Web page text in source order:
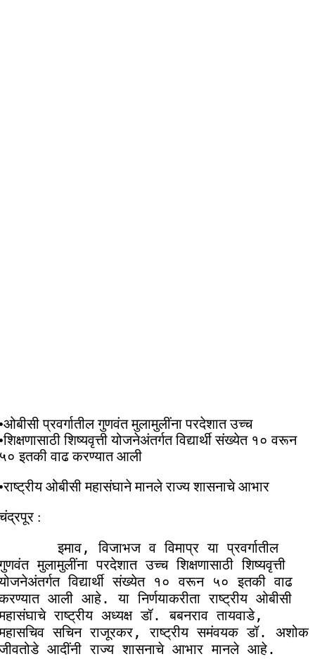
प्रवर्गातील गुणवंत मुलामुलींना परदेशात उच्च
शिष्यवृत्ती योजनेअंतर्गत विद्यार्थी संख्येत १० वरून
इतकी वाढ करण्यात आली
ओबीसी महासंघाने मानले राज्य शासनाचे आभार
:
इमाव, विजाभज व विमाप्र या प्रवर्गातील
मुलामुलींना परदेशात उच्च शिक्षणासाठी शिष्यवृत्ती
विद्यार्थी संख्येत १० वरून ५० इतकी वाढ
आली आहे. या निर्णयाकरीता राष्ट्रीय ओबीसी
राष्ट्रीय अध्यक्ष डॉ. बबनराव तायवाडे,
सचिन राजूरकर, राष्ट्रीय समंवयक डॉ. अशोक
आदींनी राज्य शासनाचे आभार मानले आहे.